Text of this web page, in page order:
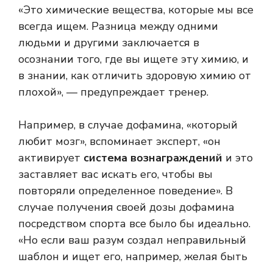
«Это химические вещества, которые мы все
всегда ищем. Разница между одними
людьми и другими заключается в
осознании того, где вы ищете эту химию, и
в знании, как отличить здоровую химию от
плохой», — предупреждает тренер.
Например, в случае дофамина, «который
любит мозг», вспоминает эксперт, «он
активирует система вознаграждений и это
заставляет вас искать его, чтобы вы
повторяли определенное поведение». В
случае получения своей дозы дофамина
посредством спорта все было бы идеально.
«Но если ваш разум создал неправильный
шаблон и ищет его, например, желая быть